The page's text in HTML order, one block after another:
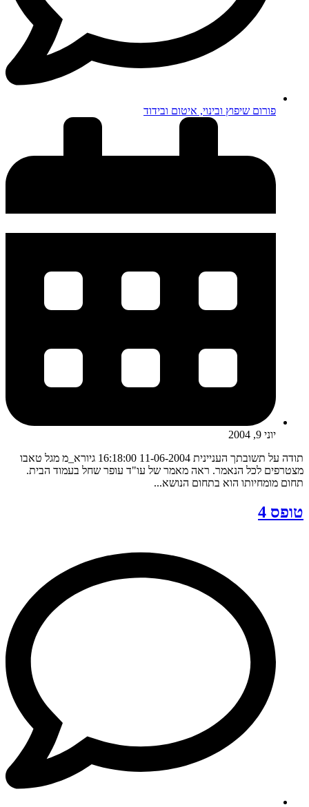
פורום שיפוץ ובינוי, איטום ובידוד
יוני 9, 2004
תודה על תשובתך העניינית 11-06-2004 16:18:00 גיורא_מ מגל טאבו
מצטרפים לכל הנאמר. ראה מאמר של עו"ד עופר שחל בעמוד הבית.
תחום מומחיותו הוא בתחום הנושא...
טופס 4